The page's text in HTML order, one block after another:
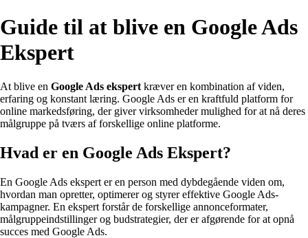
Guide til at blive en Google Ads
Ekspert
At blive en Google Ads ekspert kræver en kombination af viden,
erfaring og konstant læring. Google Ads er en kraftfuld platform for
online markedsføring, der giver virksomheder mulighed for at nå deres
målgruppe på tværs af forskellige online platforme.
Hvad er en Google Ads Ekspert?
En Google Ads ekspert er en person med dybdegående viden om,
hvordan man opretter, optimerer og styrer effektive Google Ads-
kampagner. En ekspert forstår de forskellige annonceformater,
målgruppeindstillinger og budstrategier, der er afgørende for at opnå
succes med Google Ads.